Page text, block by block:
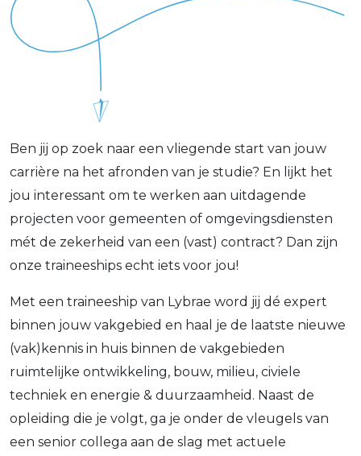
Ben jij op zoek naar een vliegende start van jouw
carrière na het afronden van je studie? En lijkt het
jou interessant om te werken aan uitdagende
projecten voor gemeenten of omgevingsdiensten
mét de zekerheid van een (vast) contract? Dan zijn
onze traineeships echt iets voor jou!
Met een traineeship van Lybrae word jij dé expert
binnen jouw vakgebied en haal je de laatste nieuwe
(vak)kennis in huis binnen de vakgebieden
ruimtelijke ontwikkeling, bouw, milieu, civiele
techniek en energie & duurzaamheid. Naast de
opleiding die je volgt, ga je onder de vleugels van
een senior collega aan de slag met actuele